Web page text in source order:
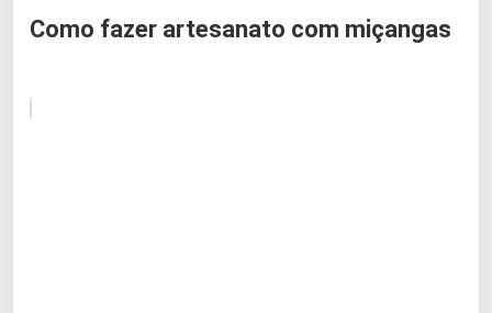
Como fazer artesanato com miçangas